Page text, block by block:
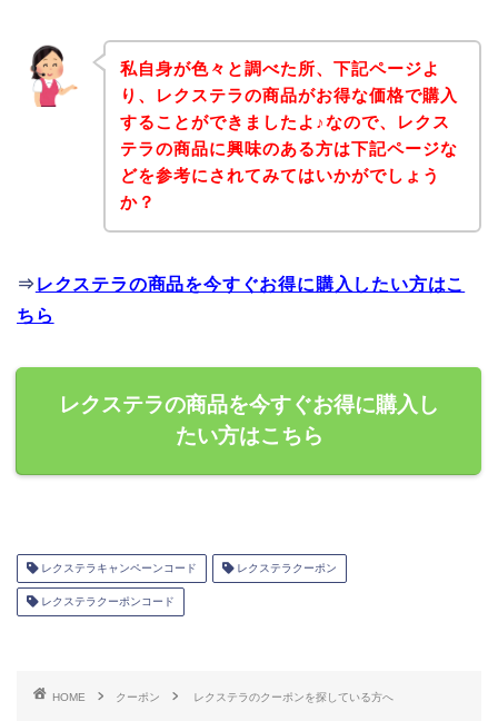
私自身が色々と調べた所、下記ページよ
り、レクステラの商品がお得な価格で購入
することができましたよ♪なので、レクス
テラの商品に興味のある方は下記ページな
どを参考にされてみてはいかがでしょう
か？
⇒ レクステラの商品を今すぐお得に購入したい方はこ
ちら
レクステラの商品を今すぐお得に購入し
たい方はこちら
レクステラキャンペーンコード レクステラクーポン
レクステラクーポンコード
HOME クーポン レクステラのクーポンを探している方へ